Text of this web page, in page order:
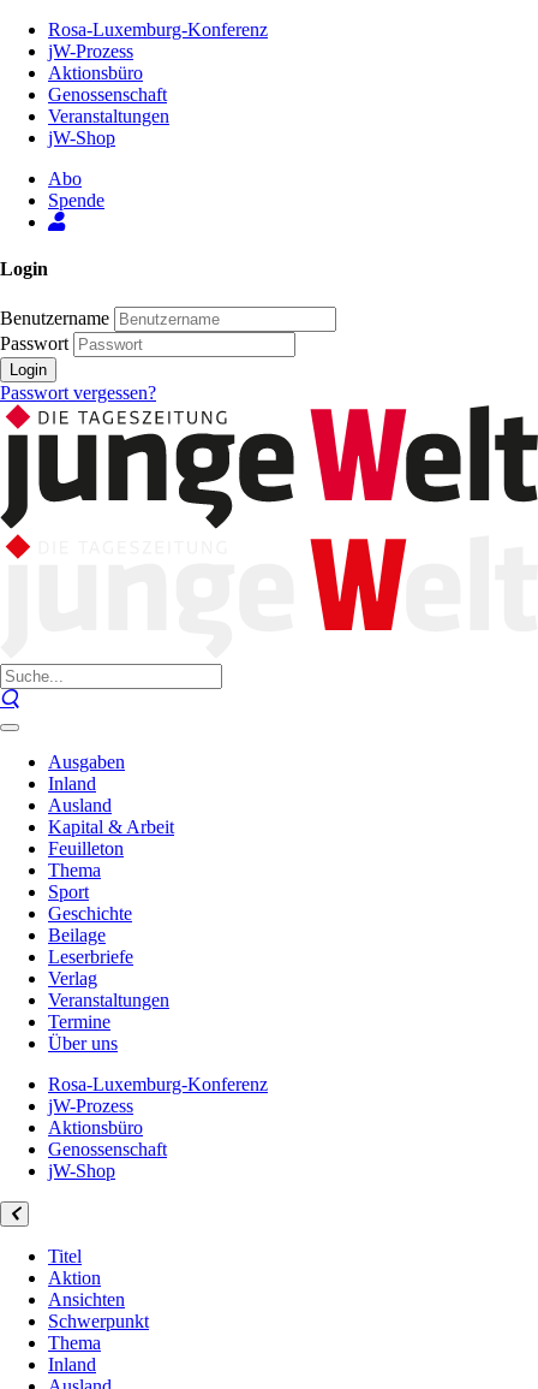
Inhalt
Seite
Rosa-Luxemburg-Konferenz
jW-Prozess
Aktionsbüro
Genossenschaft
Veranstaltungen
jW-Shop
Abo
Spende
Login
Benutzername
Passwort
Login
Passwort vergessen?
Ausgaben
Inland
Ausland
Kapital & Arbeit
Feuilleton
Thema
Sport
Geschichte
Beilage
Leserbriefe
Verlag
Veranstaltungen
Termine
Über uns
Rosa-Luxemburg-Konferenz
jW-Prozess
Aktionsbüro
Genossenschaft
jW-Shop
Titel
Aktion
Ansichten
Schwerpunkt
Thema
Inland